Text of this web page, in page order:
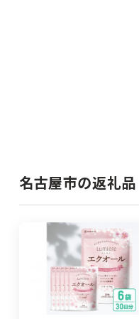
名古屋市の返礼品